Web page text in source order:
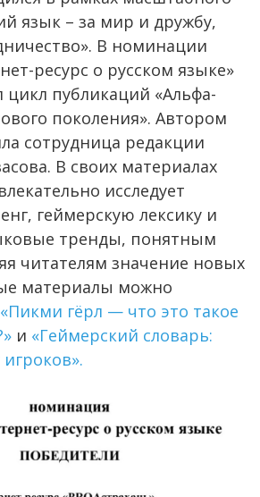
язык – за мир и дружбу,
В номинации
ресурс о русском языке»
цикл публикаций «Альфа-
поколения». Автором
сотрудница редакции
В своих материалах
исследует
геймерскую лексику и
тренды, понятным
читателям значение новых
материалы можно
«Пикми гёрл — что это такое
и «Геймерский словарь: